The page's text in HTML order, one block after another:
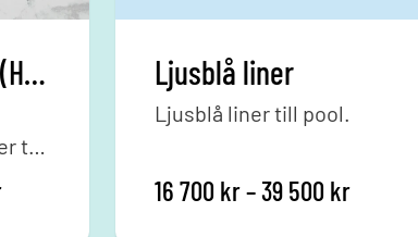
Calacatta Marble (HD-liner)
till
Prisintervall: 27 600 kr till 63 800 kr
Ljusblå liner
Ljusblå liner till pool.
16 700 kr–39 500 kr